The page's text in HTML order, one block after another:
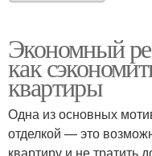
Экономный
как
квартиры
Одна из основных
отделкой — это